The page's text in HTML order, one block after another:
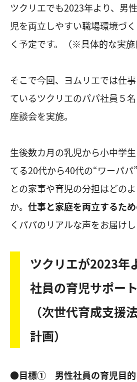
ツクリエでも2023年より、男
児を両立しやすい職場環境づ
く予定です。（※具体的な実施
そこで今回、ヨムリエでは仕
ているツクリエのパパ社員５
座談会を実施。
生後数カ月の乳児から小中学
てる20代から40代の“ワーパ
との家事や育児の分担はどの
か。 仕事と家庭を両立するた
くパパのリアルな声をお届けし
ツクリエが2023年
社員の育児サポー
（次世代育成支援
計画）
●目標① 男性社員の育児目的